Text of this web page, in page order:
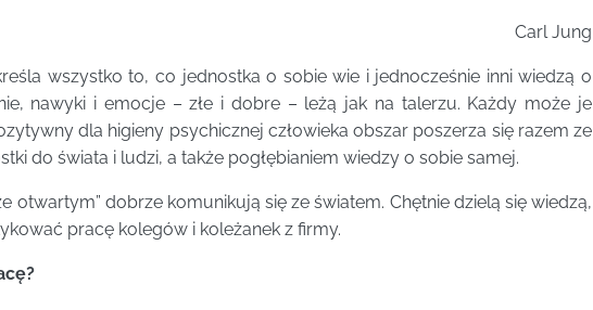
Carl Jung
wszystko to, co jednostka o sobie wie i jednocześnie inni wiedzą o
nawyki i emocje – złe i dobre – leżą jak na talerzu. Każdy może je
dla higieny psychicznej człowieka obszar poszerza się razem ze
do świata i ludzi, a także pogłębianiem wiedzy o sobie samej.
otwartym” dobrze komunikują się ze światem. Chętnie dzielą się wiedzą,
pracę kolegów i koleżanek z firmy.